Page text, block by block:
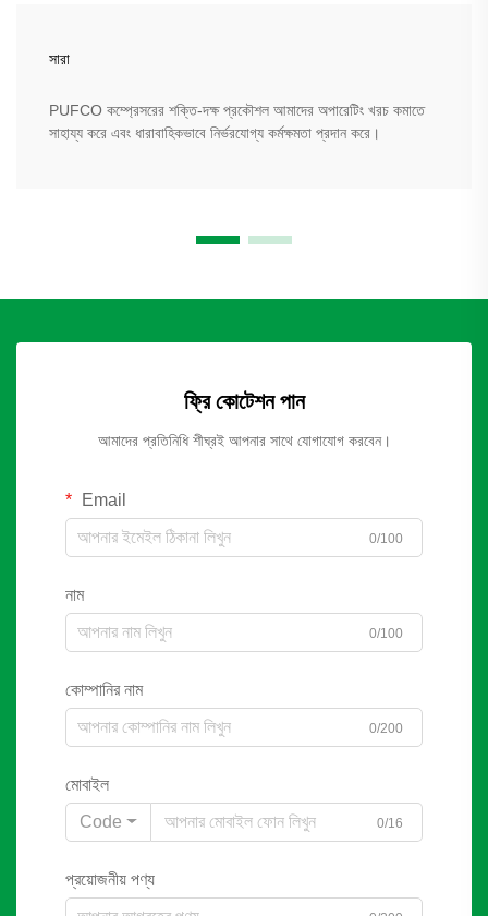
সারা
PUFCO কম্প্রেসরের শক্তি-দক্ষ প্রকৌশল আমাদের অপারেটিং খরচ কমাতে
সাহায্য করে এবং ধারাবাহিকভাবে নির্ভরযোগ্য কর্মক্ষমতা প্রদান করে।
ফ্রি কোটেশন পান
আমাদের প্রতিনিধি শীঘ্রই আপনার সাথে যোগাযোগ করবেন।
Email
0/100
নাম
0/100
কোম্পানির নাম
0/200
মোবাইল
Code
0/16
প্রয়োজনীয় পণ্য